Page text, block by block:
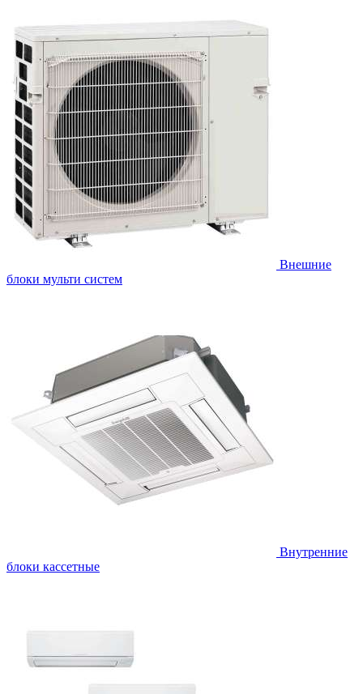
Внешние
блоки мульти систем
Внутренние
блоки кассетные